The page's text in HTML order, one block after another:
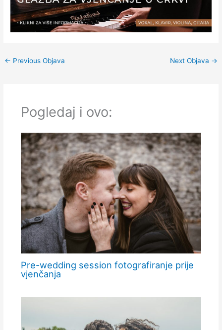
← Previous Objava Next Objava →
Pogledaj i ovo:
Pre-wedding session fotografiranje prije
vjenčanja